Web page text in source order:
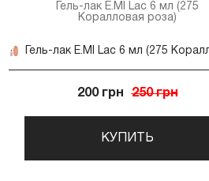
Гель-лак E.MI Lac 6 мл (275
Коралловая роза)
200 грн 250 грн
КУПИТЬ